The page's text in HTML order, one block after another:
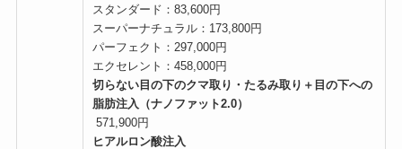
スタンダード：83,600円
スーパーナチュラル：173,800円
パーフェクト：297,000円
エクセレント：458,000円
切らない目の下のクマ取り・たるみ取り＋目の下への
脂肪注入（ナノファット2.0）
571,900円
ヒアルロン酸注入